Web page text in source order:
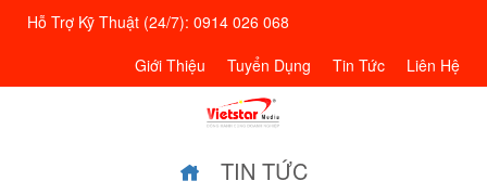
Hỗ Trợ Kỹ Thuật (24/7): 0914 026 068
Giới Thiệu
Tuyển Dụng Tin Tức Liên Hệ
TIN TỨC